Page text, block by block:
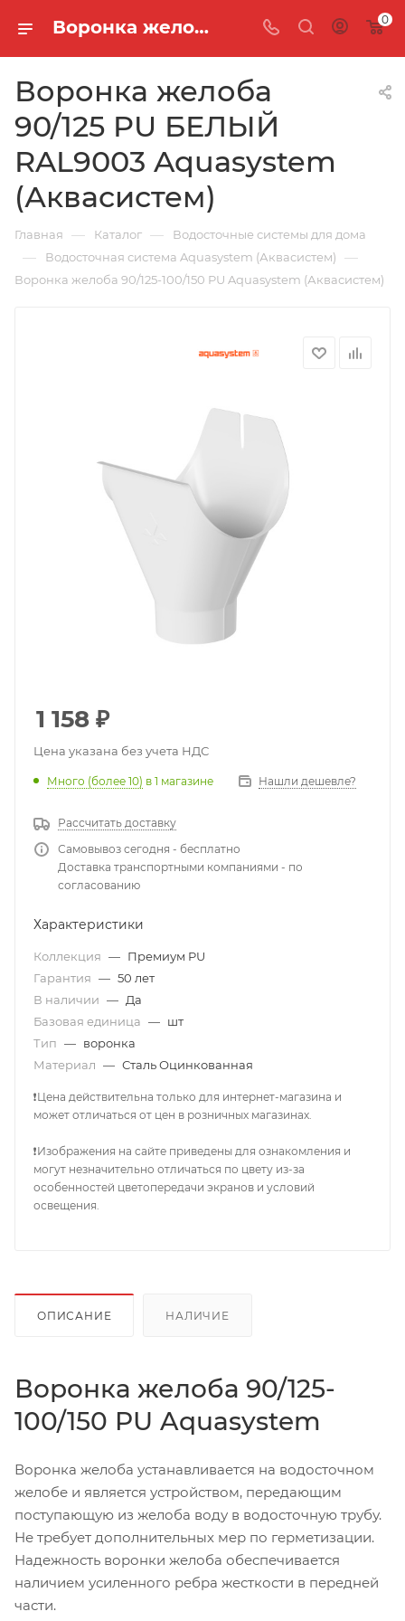
Воронка желоба 90/125 PU БЕЛЫЙ RAL9003 Aquasystem (Аквасистем) 0
Воронка желоба
90/125 PU БЕЛЫЙ
RAL9003 Aquasystem
(Аквасистем)
Главная — Каталог — Водосточные системы для дома
— Водосточная система Aquasystem (Аквасистем) —
Воронка желоба 90/125-100/150 PU Aquasystem (Аквасистем)
1 158 ₽
Цена указана без учета НДС
Много (более 10) в 1 магазине Нашли дешевле?
Рассчитать доставку
Самовывоз сегодня - бесплатно
Доставка транспортными компаниями - по
согласованию
Характеристики
Коллекция — Премиум PU
Гарантия — 50 лет
В наличии — Да
Базовая единица — шт
Тип — воронка
Материал — Сталь Оцинкованная
❗Цена действительна только для интернет-магазина и
может отличаться от цен в розничных магазинах.
❗Изображения на сайте приведены для ознакомления и
могут незначительно отличаться по цвету из-за
особенностей цветопередачи экранов и условий
освещения.
ОПИСАНИЕ НАЛИЧИЕ
Воронка желоба 90/125-
100/150 PU Aquasystem
Воронка желоба устанавливается на водосточном
желобе и является устройством, передающим
поступающую из желоба воду в водосточную трубу.
Не требует дополнительных мер по герметизации.
Надежность воронки желоба обеспечивается
наличием усиленного ребра жесткости в передней
части.